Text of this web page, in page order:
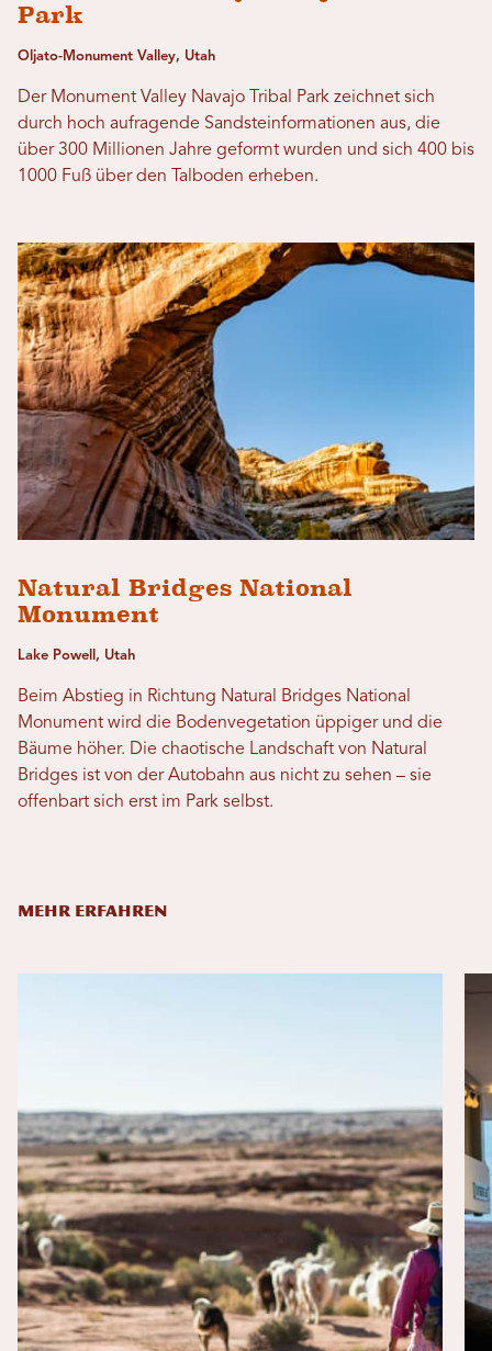
Park
Oljato-Monument Valley, Utah
Der Monument Valley Navajo Tribal Park zeichnet sich
durch hoch aufragende Sandsteinformationen aus, die
über 300 Millionen Jahre geformt wurden und sich 400 bis
1000 Fuß über den Talboden erheben.
Natural Bridges National
Monument
Lake Powell, Utah
Beim Abstieg in Richtung Natural Bridges National
Monument wird die Bodenvegetation üppiger und die
Bäume höher. Die chaotische Landschaft von Natural
Bridges ist von der Autobahn aus nicht zu sehen – sie
offenbart sich erst im Park selbst.
MEHR ERFAHREN